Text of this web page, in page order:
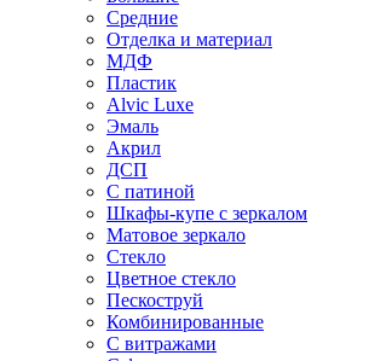
Средние
Отделка и материал
МДФ
Пластик
Alvic Luxe
Эмаль
Акрил
ДСП
С патиной
Шкафы-купе с зеркалом
Матовое зеркало
Стекло
Цветное стекло
Пескоструй
Комбинированные
С витражами